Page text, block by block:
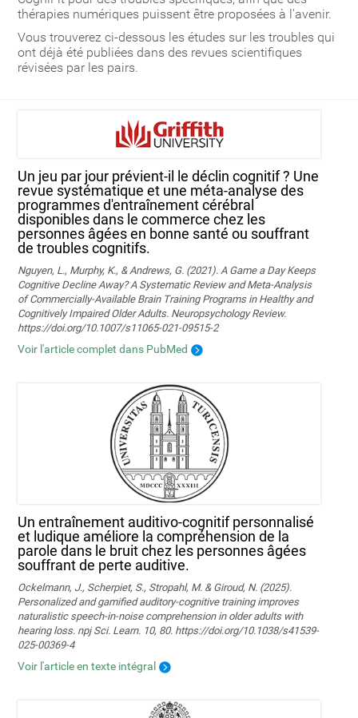
thérapies numériques puissent être proposées à l'avenir.
Vous trouverez ci-dessous les études sur les troubles qui
ont déjà été publiées dans des revues scientifiques
révisées par les pairs.
Un jeu par jour prévient-il le déclin cognitif ? Une
revue systématique et une méta-analyse des
programmes d'entraînement cérébral
disponibles dans le commerce chez les
personnes âgées en bonne santé ou souffrant
de troubles cognitifs.
Nguyen, L., Murphy, K., & Andrews, G. (2021). A Game a Day Keeps
Cognitive Decline Away? A Systematic Review and Meta-Analysis
of Commercially-Available Brain Training Programs in Healthy and
Cognitively Impaired Older Adults. Neuropsychology Review.
https://doi.org/10.1007/s11065-021-09515-2
Voir l'article complet dans PubMed
Un entraînement auditivo-cognitif personnalisé
et ludique améliore la compréhension de la
parole dans le bruit chez les personnes âgées
souffrant de perte auditive.
Ockelmann, J., Scherpiet, S., Stropahl, M. & Giroud, N. (2025).
Personalized and gamified auditory-cognitive training improves
naturalistic speech-in-noise comprehension in older adults with
hearing loss. npj Sci. Learn. 10, 80. https://doi.org/10.1038/s41539-
025-00369-4
Voir l'article en texte intégral